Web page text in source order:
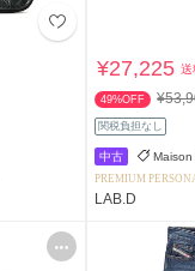
¥27,225送
49%OFF
関税負担なし
中古
PREMIUM
LAB.D